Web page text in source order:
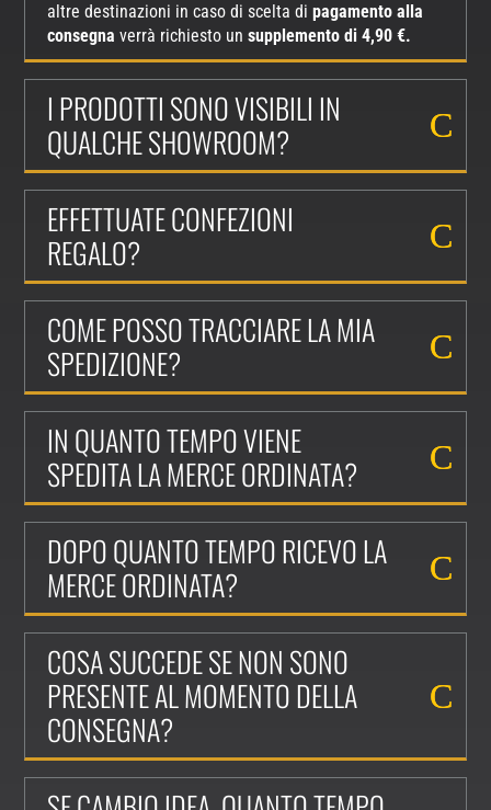
altre destinazioni in caso di scelta dipagamento alla
consegna verrà richiesto unsupplemento di 4,90 €.
I PRODOTTI SONO VISIBILI IN
QUALCHE SHOWROOM?
EFFETTUATE CONFEZIONI
REGALO?
COME POSSO TRACCIARE LA MIA
SPEDIZIONE?
IN QUANTO TEMPO VIENE
SPEDITA LA MERCE ORDINATA?
DOPO QUANTO TEMPO RICEVO LA
MERCE ORDINATA?
COSA SUCCEDE SE NON SONO
PRESENTE AL MOMENTO DELLA
CONSEGNA?